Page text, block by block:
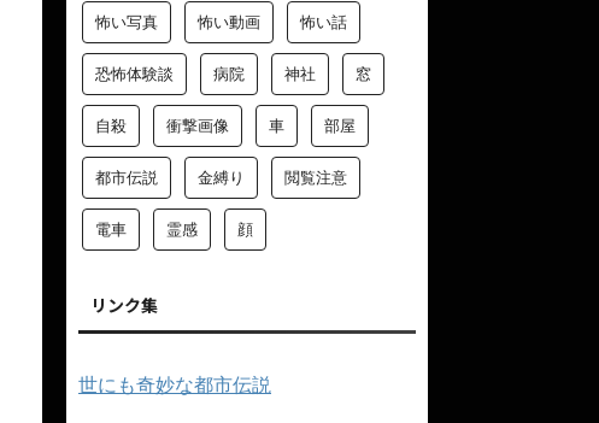
怖い写真 怖い動画 怖い話
恐怖体験談 病院 神社 窓
自殺 衝撃画像 車 部屋
都市伝説 金縛り 閲覧注意
電車 霊感 顔
リンク集
世にも奇妙な都市伝説